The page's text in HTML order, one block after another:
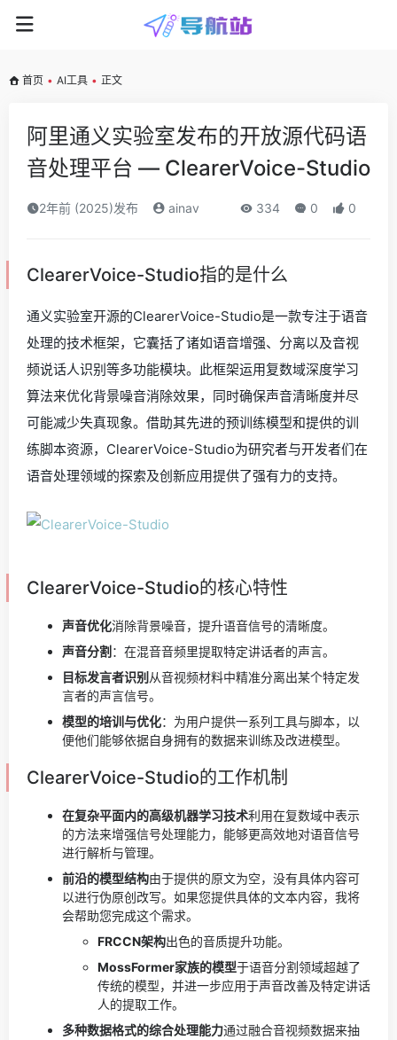
首页 • AI工具 • 正文
阿里通义实验室发布的开放源代码语
音处理平台 — ClearerVoice-Studio
2年前 (2025)发布 ainav 334 0 0
ClearerVoice-Studio指的是什么
通义实验室开源的ClearerVoice-Studio是一款专注于语音
处理的技术框架，它囊括了诸如语音增强、分离以及音视
频说话人识别等多功能模块。此框架运用复数域深度学习
算法来优化背景噪音消除效果，同时确保声音清晰度并尽
可能减少失真现象。借助其先进的预训练模型和提供的训
练脚本资源，ClearerVoice-Studio为研究者与开发者们在
语音处理领域的探索及创新应用提供了强有力的支持。
ClearerVoice-Studio的核心特性
声音优化消除背景噪音，提升语音信号的清晰度。
声音分割 ：在混音音频里提取特定讲话者的声言。
目标发言者识别 从音视频材料中精准分离出某个特定发
言者的声言信号。
模型的培训与优化：为用户提供一系列工具与脚本，以
便他们能够依据自身拥有的数据来训练及改进模型。
ClearerVoice-Studio的工作机制
在复杂平面内的高级机器学习技术利用在复数域中表示
的方法来增强信号处理能力，能够更高效地对语音信号
进行解析与管理。
前沿的模型结构由于提供的原文为空，没有具体内容可
以进行伪原创改写。如果您提供具体的文本内容，我将
会帮助您完成这个需求。
FRCCN架构出色的音质提升功能。
MossFormer家族的模型于语音分割领域超越了
传统的模型，并进一步应用于声音改善及特定讲话
人的提取工作。
多种数据格式的综合处理能力通过融合音视频数据来抽